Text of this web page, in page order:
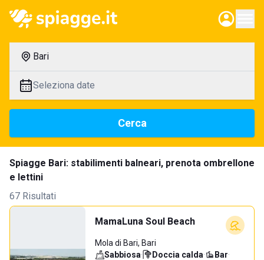
Bari
Seleziona date
Cerca
Spiagge Bari: stabilimenti balneari, prenota ombrellone
e lettini
67 Risultati
MamaLuna Soul Beach
Mola di Bari, Bari
Sabbiosa· Doccia calda· Bar·